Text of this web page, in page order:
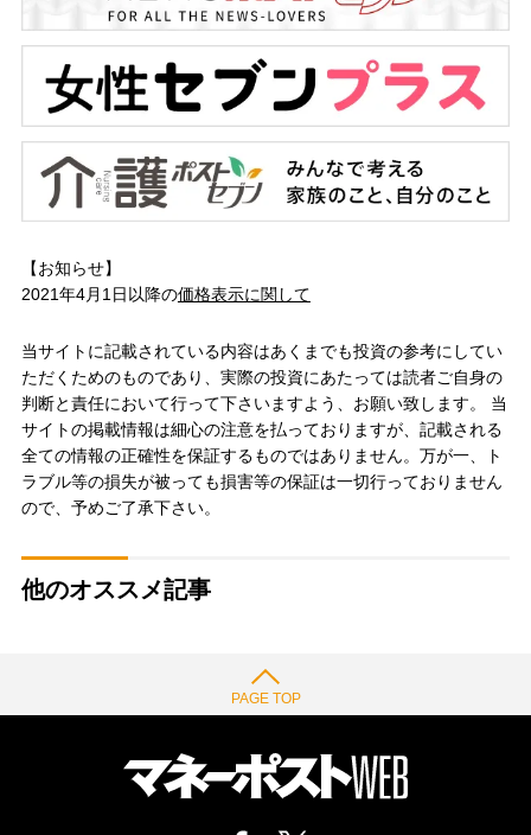
【お知らせ】
2021年4月1日以降の価格表示に関して
当サイトに記載されている内容はあくまでも投資の参考にしてい
ただくためのものであり、実際の投資にあたっては読者ご自身の
判断と責任において行って下さいますよう、お願い致します。 当
サイトの掲載情報は細心の注意を払っておりますが、記載される
全ての情報の正確性を保証するものではありません。万が一、ト
ラブル等の損失が被っても損害等の保証は一切行っておりません
ので、予めご了承下さい。
他のオススメ記事
PAGE TOP